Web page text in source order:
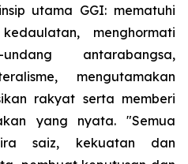
utama GGI: mematuhi
menghormati
antarabangsa,
mengutamakan
rakyat serta memberi
yang nyata. "Semua
saiz, kekuatan dan